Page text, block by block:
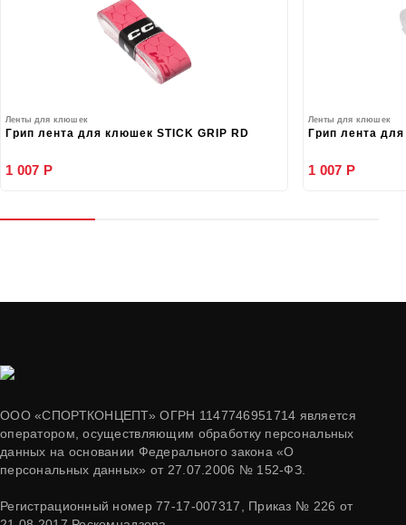
Ленты для клюшек
Грип лента для клюшек STICK GRIP RD
1 007 Р
Ленты для клюшек
Грип лента
1 007 Р
ООО «СПОРТКОНЦЕПТ» ОГРН 1147746951714 является
оператором, осуществляющим обработку персональных
данных на основании Федерального закона «О
персональных данных» от 27.07.2006 № 152-ФЗ.
Регистрационный номер 77-17-007317, Приказ № 226 от